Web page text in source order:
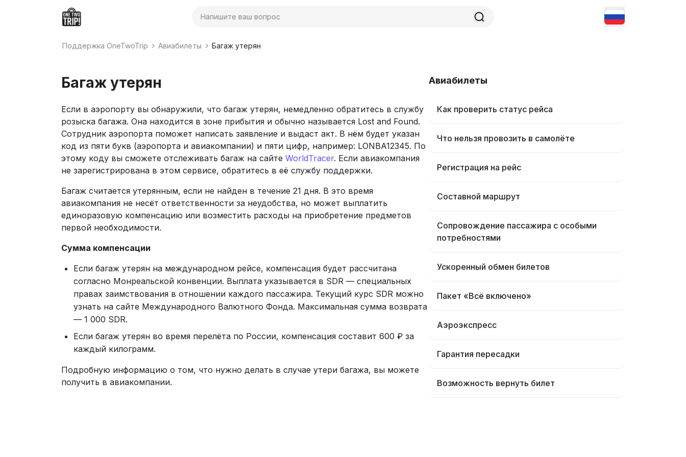
Поиск
Поддержка OneTwoTrip Авиабилеты Багаж утерян
Багаж утерян
Если в аэропорту вы обнаружили, что багаж утерян, немедленно обратитесь в службу
розыска багажа. Она находится в зоне прибытия и обычно называется Lost and Found.
Сотрудник аэропорта поможет написать заявление и выдаст акт. В нём будет указан
код из пяти букв (аэропорта и авиакомпании) и пяти цифр, например: LONBA12345. По
этому коду вы сможете отслеживать багаж на сайте WorldTracer. Если авиакомпания
не зарегистрирована в этом сервисе, обратитесь в её службу поддержки.
Багаж считается утерянным, если не найден в течение 21 дня. В это время
авиакомпания не несёт ответственности за неудобства, но может выплатить
единоразовую компенсацию или возместить расходы на приобретение предметов
первой необходимости.
Сумма компенсации
Если багаж утерян на международном рейсе, компенсация будет рассчитана
согласно Монреальской конвенции. Выплата указывается в SDR — специальных
правах заимствования в отношении каждого пассажира. Текущий курс SDR можно
узнать на сайте Международного Валютного Фонда. Максимальная сумма возврата
— 1 000 SDR.
Если багаж утерян во время перелёта по России, компенсация составит 600 ₽ за
каждый килограмм.
Подробную информацию о том, что нужно делать в случае утери багажа, вы можете
получить в авиакомпании.
Авиабилеты
Как проверить статус рейса
Что нельзя провозить в самолёте
Регистрация на рейс
Составной маршрут
Сопровождение пассажира с особыми
потребностями
Ускоренный обмен билетов
Пакет «Всё включено»
Аэроэкспресс
Гарантия пересадки
Возможность вернуть билет